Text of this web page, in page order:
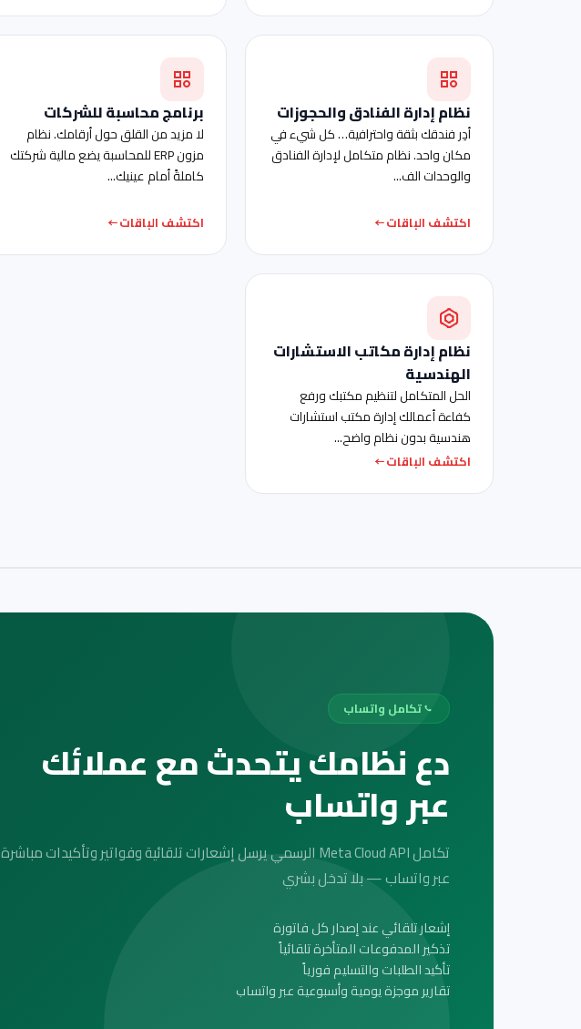
نظام إدارة الفنادق والحجوزات
أدِر فندقك بثقة واحترافية… كل شيء في
مكان واحد. نظام متكامل لإدارة الفنادق
والوحدات الف...
اكتشف الباقات
برنامج محاسبة للشركات
لا مزيد من القلق حول أرقامك. نظام
مزون ERP للمحاسبة يضع مالية شركتك
كاملةً أمام عينيك...
اكتشف الباقات
نظام إدارة مكاتب الاستشارات
الهندسية
الحل المتكامل لتنظيم مكتبك ورفع
كفاءة أعمالك إدارة مكتب استشارات
هندسية بدون نظام واضح...
اكتشف الباقات
تكامل واتساب
دع نظامك يتحدث مع عملائك
عبر واتساب
تكامل Meta Cloud API الرسمي يرسل إشعارات تلقائية وفواتير وتأكيدات مباشرة
عبر واتساب — بلا تدخل بشري
إشعار تلقائي عند إصدار كل فاتورة
تذكير المدفوعات المتأخرة تلقائياً
تأكيد الطلبات والتسليم فورياً
تقارير موجزة يومية وأسبوعية عبر واتساب